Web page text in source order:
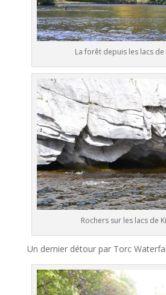
La forêt depuis les lacs de
Rochers sur les lacs de
Un dernier détour par Torc